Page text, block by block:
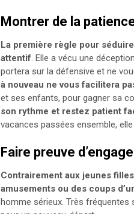
Montrer de la
La première règle pour
attentif. Elle a vécu une
portera sur la défensive et ne
à nouveau ne vous facilitera
et ses enfants, pour gagner sa
son rythme et restez patient
vacances passées ensemble,
Faire preuve
Contrairement aux jeunes
amusements ou des coups
homme sérieux. Très fréquentes